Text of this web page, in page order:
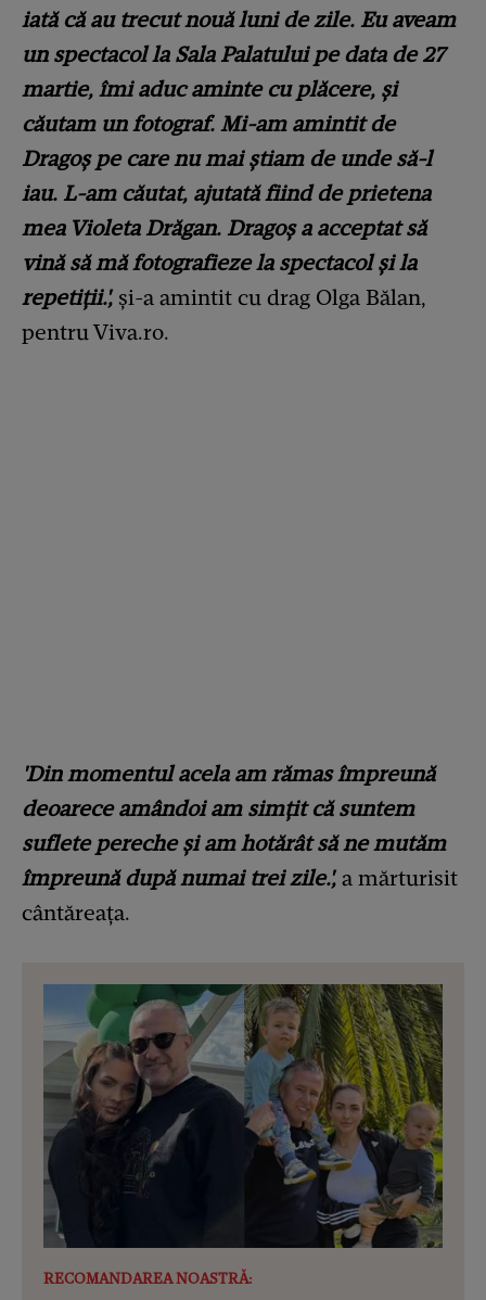
iată că au trecut nouă luni de zile. Eu aveam
un spectacol la Sala Palatului pe data de 27
martie, îmi aduc aminte cu plăcere, și
căutam un fotograf. Mi-am amintit de
Dragoș pe care nu mai știam de unde să-l
iau. L-am căutat, ajutată fiind de prietena
mea Violeta Drăgan. Dragoș a acceptat să
vină să mă fotografieze la spectacol și la
repetiții.', și-a amintit cu drag Olga Bălan,
pentru Viva.ro.
'Din momentul acela am rămas împreună
deoarece amândoi am simțit că suntem
suflete pereche și am hotărât să ne mutăm
împreună după numai trei zile.', a mărturisit
cântăreața.
RECOMANDAREA NOASTRĂ: